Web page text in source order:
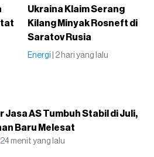
Ukraina Klaim Serang
Kilang Minyak Rosneft di
Saratov Rusia
Energi | 2 hari yang lalu
Jasa AS Tumbuh Stabil di Juli,
Baru Melesat
| 24 menit yang lalu